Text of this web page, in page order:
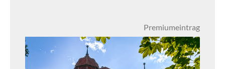
Premiumeintrag